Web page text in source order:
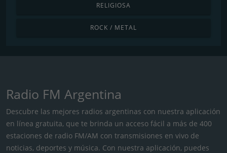
RELIGIOSA
ROCK / METAL
Radio FM Argentina
Descubre las mejores radios argentinas con nuestra aplicación
en línea gratuita, que te brinda un acceso fácil a más de 400
estaciones de radio FM/AM con transmisiones en vivo de
noticias, deportes y música. Con nuestra aplicación, puedes